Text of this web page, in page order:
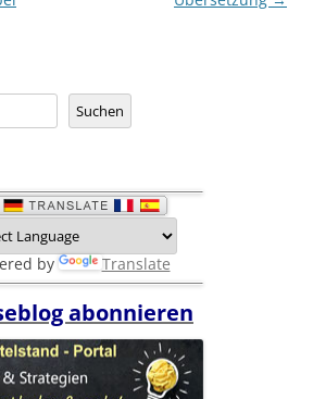
Suchen
by Translate
abonnieren